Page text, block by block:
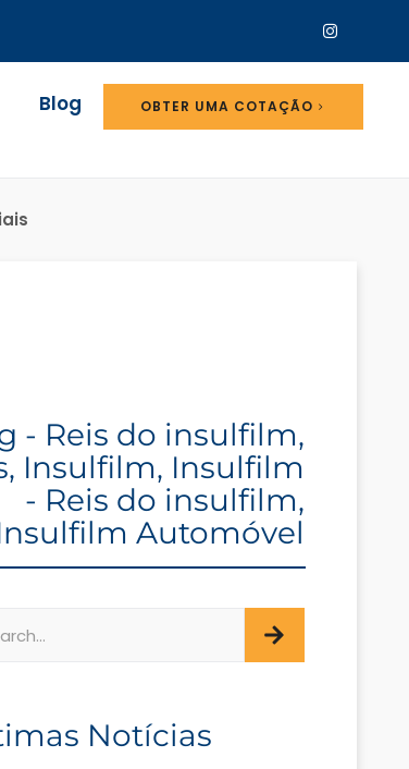
Blog OBTER UMA COTAÇÃO
- Reis do insulfilm,
, Insulfilm, Insulfilm
- Reis do insulfilm,
Automóvel
Notícias